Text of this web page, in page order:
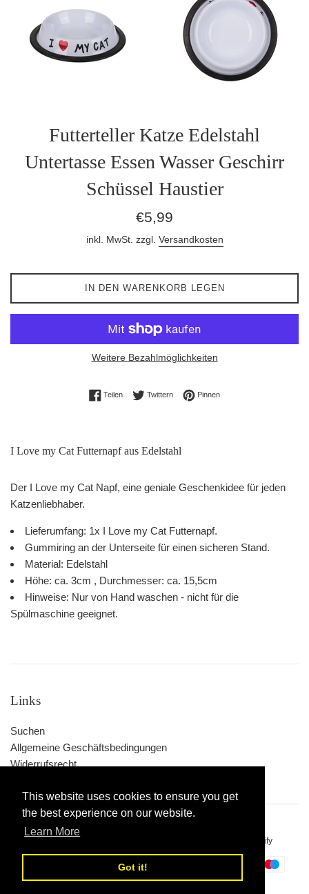
This website uses cookies to ensure you get
the best experience on our website.
Learn More
Got it!
Futterteller Katze Edelstahl
Untertasse Essen Wasser Geschirr
Schüssel Haustier
Normaler
€5,99
inkl. MwSt. zzgl. Versandkosten
IN DEN WARENKORB LEGEN
Weitere Bezahlmöglichkeiten
TeilenAuf Facebook teilen
TwitternAuf Twitter twittern
PinnenAuf Pinterest pinnen
I Love my Cat Futternapf aus Edelstahl
Der I Love my Cat Napf, eine geniale Geschenkidee für jeden
Katzenliebhaber.
Lieferumfang: 1x I Love my Cat Futternapf.
Gummiring an der Unterseite für einen sicheren Stand.
Material: Edelstahl
Höhe: ca. 3cm , Durchmesser: ca. 15,5cm
Hinweise: Nur von Hand waschen - nicht für die
Spülmaschine geeignet.
Links
Suchen
Allgemeine Geschäftsbedingungen
Widerrufsrecht
. Powered by Shopify